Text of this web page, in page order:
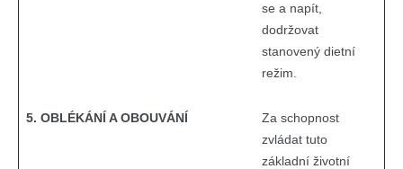
se a napít,
dodržovat
stanovený dietní
režim.
5. OBLÉKÁNÍ A OBOUVÁNÍ
Za schopnost
zvládat tuto
základní životní